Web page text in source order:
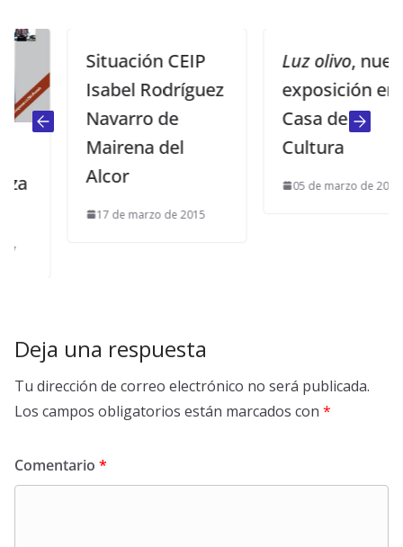
Situación CEIP
Isabel Rodríguez
Navarro de
Mairena del
Alcor
17 de marzo de 2015
Luz olivo, nueva
exposición en la
Casa de la
Cultura
05 de marzo de 2013
Deja una respuesta
Tu dirección de correo electrónico no será publicada.
Los campos obligatorios están marcados con *
Comentario *